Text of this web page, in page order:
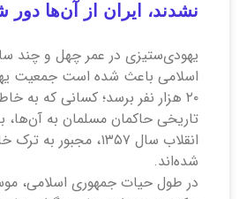
نشدند، ایران از آن‌ها دور
یهودی‌ستیزی در عمر چهل و چند
اسلامی باعث شده است جمعیت
۲۰ هزار نفر برسد؛ کسانی که به
تاریخی حاکمان مسلمان به آن‌ها،
انقلاب سال ۱۳۵۷، مجبور
شده‌اند.
در طول حیات جمهوری اسلامی،